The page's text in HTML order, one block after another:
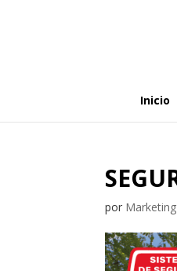
Inicio
por Marketing